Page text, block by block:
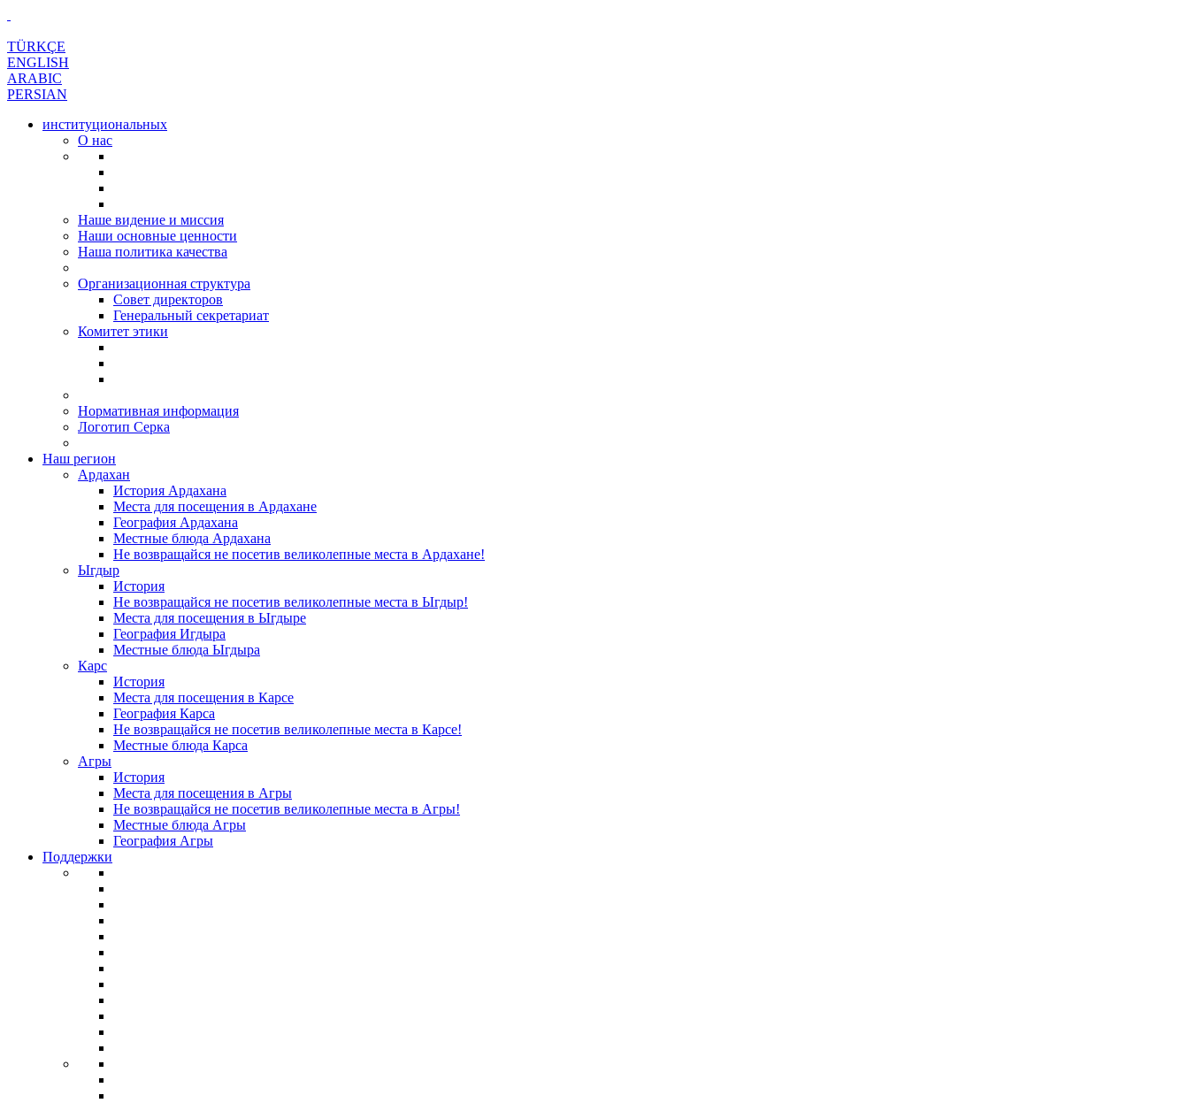
TÜRKÇE
ENGLISH
ARABIC
PERSIAN
институциональных
О нас
Наше видение и миссия
Наши основные ценности
Наша политика качества
Организационная структура
Совет директоров
Генеральный секретариат
Комитет этики
Нормативная информация
Логотип Серка
Наш регион
Ардахан
История Ардахана
Места для посещения в Ардахане
География Ардахана
Местные блюда Ардахана
Не возвращайся не посетив великолепные места в Ардахане!
Ыгдыр
История
Не возвращайся не посетив великолепные места в Ыгдыр!
Места для посещения в Ыгдыре
География Игдыра
Местные блюда Ыгдыра
Карс
История
Места для посещения в Карсе
География Карса
Не возвращайся не посетив великолепные места в Карсе!
Местные блюда Карса
Агры
История
Места для посещения в Агры
Не возвращайся не посетив великолепные места в Агры!
Местные блюда Агры
География Агры
Поддержки